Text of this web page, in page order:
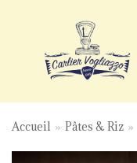
contenu
Accueil » Pâtes & Riz »